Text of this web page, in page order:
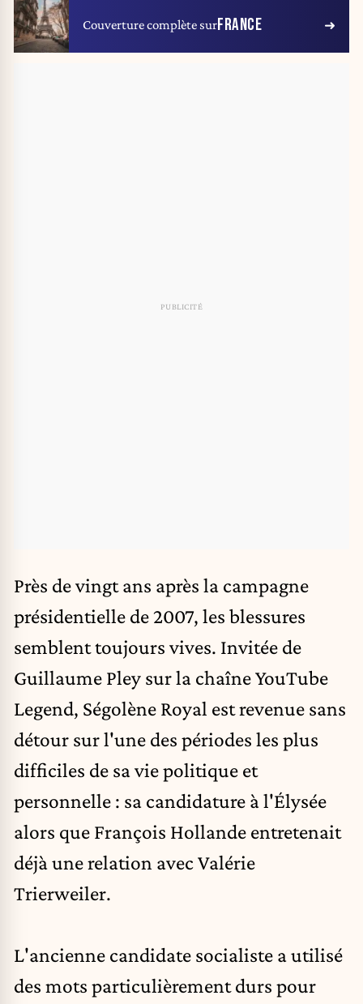
Couverture complète surFRANCE
Près de vingt ans après la campagne
présidentielle de 2007, les blessures
semblent toujours vives. Invitée de
Guillaume Pley sur la chaîne YouTube
Legend, Ségolène Royal est revenue sans
détour sur l'une des périodes les plus
difficiles de sa vie politique et
personnelle : sa candidature à l'Élysée
alors que François Hollande entretenait
déjà une relation avec Valérie
Trierweiler.
L'ancienne candidate socialiste a utilisé
des mots particulièrement durs pour